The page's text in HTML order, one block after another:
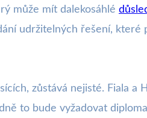
může mít dalekosáhlé
udržitelných řešení, které
zůstává nejisté. Fiala
to bude vyžadovat